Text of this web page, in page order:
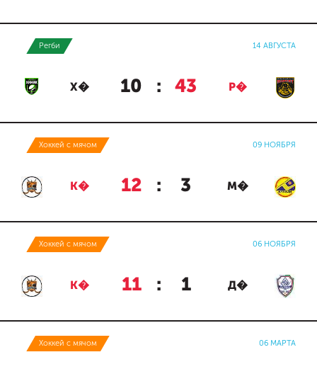
Регби 14 АВГУСТА
Х� 10 : 43 Р�
Хоккей с мячом 09 НОЯБРЯ
К� 12 : 3 М�
Хоккей с мячом 06 НОЯБРЯ
К� 11 : 1 Д�
Хоккей с мячом 06 МАРТА